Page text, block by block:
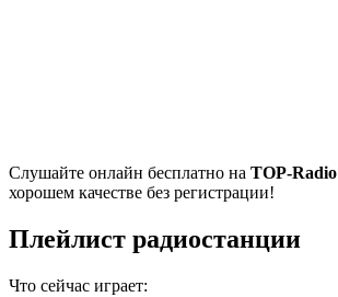
Cлушайте онлайн бесплатно на TOP-Radio
хорошем качестве без регистрации!
Плейлист радиостанции
Что сейчас играет: